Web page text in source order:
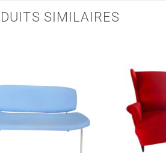
SIMILAIRES